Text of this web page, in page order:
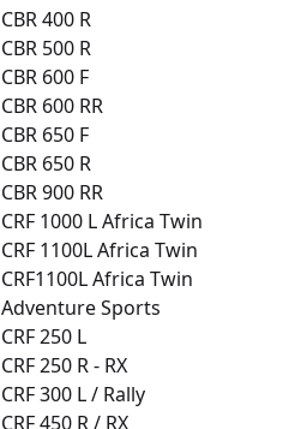
CBR 400 R
CBR 500 R
CBR 600 F
CBR 600 RR
CBR 650 F
CBR 650 R
CBR 900 RR
CRF 1000 L Africa Twin
CRF 1100L Africa Twin
CRF1100L Africa Twin
Adventure Sports
CRF 250 L
CRF 250 R - RX
CRF 300 L / Rally
CRF 450 R / RX